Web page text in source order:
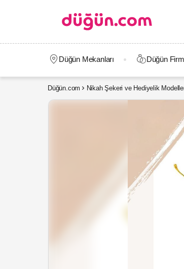
Düğün Mekanları Düğün
Düğün.com Nikah Şekeri ve Hediyelik